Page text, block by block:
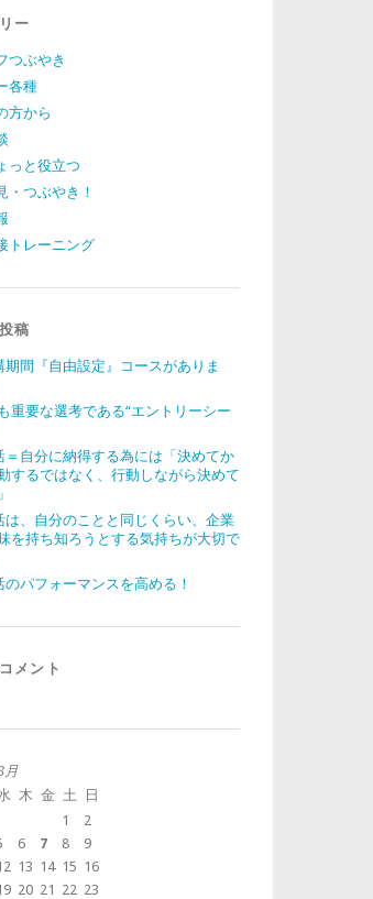
ー
つぶやき
各種
方から
っと役立つ
・つぶやき！
トレーニング
稿
期間『自由設定』コースがありま
も重要な選考である“エントリーシー
＝自分に納得する為には「決めてか
するではなく、行動しながら決めて
は、自分のことと同じくらい、企業
を持ち知ろうとする気持ちが大切で
のパフォーマンスを高める！
メント
月
木 金 土 日
1
2
6 7 8
9
13 14 15 16
20 21 22 23